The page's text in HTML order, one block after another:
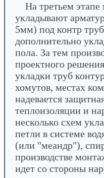
На третьем
укладывают
5мм) под контр
дополнительно
пола. За тем
проектного
укладки труб
хомутов, местах
надевается
теплоизоляции и
несколько схем
петли в системе
(или "меандр"),
производстве
идет со стороны